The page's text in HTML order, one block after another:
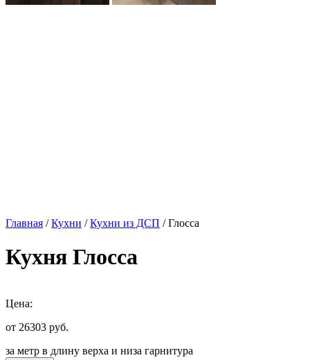
Главная /Кухни /Кухни из ДСП / Глосса
Кухня Глосса
Цена:
от 26303 руб.
за метр в длину верха и низа гарнитура